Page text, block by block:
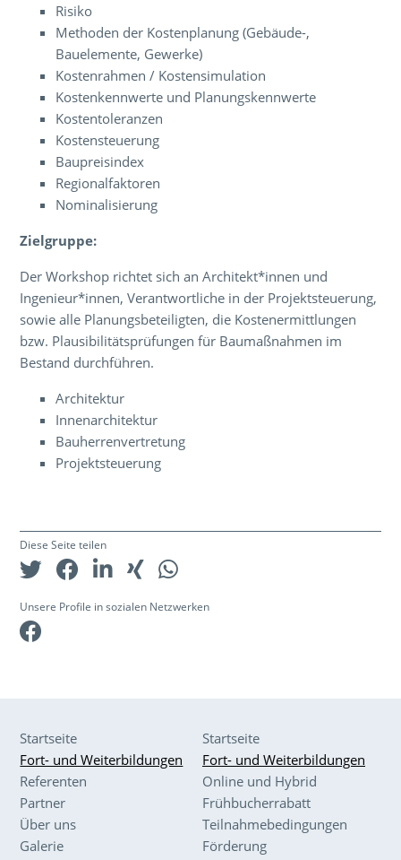
Risiko
Methoden der Kostenplanung (Gebäude-,
Bauelemente, Gewerke)
Kostenrahmen / Kostensimulation
Kostenkennwerte und Planungskennwerte
Kostentoleranzen
Kostensteuerung
Baupreisindex
Regionalfaktoren
Nominalisierung
Zielgruppe:
Der Workshop richtet sich an Architekt*innen und
Ingenieur*innen, Verantwortliche in der Projektsteuerung,
sowie alle Planungsbeteiligten, die Kostenermittlungen
bzw. Plausibilitätsprüfungen für Baumaßnahmen im
Bestand durchführen.
Architektur
Innenarchitektur
Bauherrenvertretung
Projektsteuerung
Diese Seite teilen
Unsere Profile in sozialen Netzwerken
Startseite
Fort- und Weiterbildungen
Referenten
Partner
Über uns
Galerie
Startseite
Fort- und Weiterbildungen
Online und Hybrid
Frühbucherrabatt
Teilnahmebedingungen
Förderung